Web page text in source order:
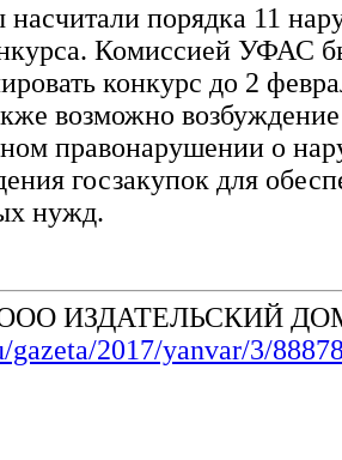
насчитали порядка 11
Комиссией УФАС
конкурс до 2
возможно
правонарушении о
госзакупок для
нужд.
ООО ИЗДАТЕЛЬСКИЙ
2017/yanvar/3/